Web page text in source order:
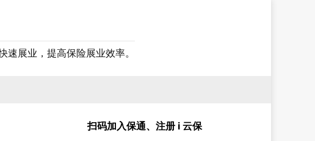
展业，提高保险展业效率。
扫码加入保通、注册 i 云保